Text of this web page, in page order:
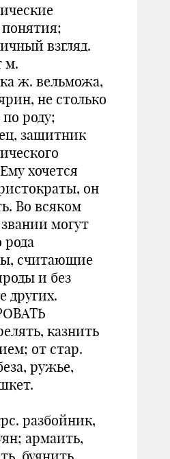
взгляд.
м.
ж. вельможа,
не столько
роду;
защитник
хочется
он
Во всяком
могут
рода
считающие
и без
других.
казнить
от стар.
ружье,
разбойник,
армаить,